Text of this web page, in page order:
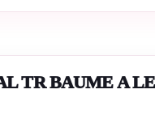
TR BAUME A